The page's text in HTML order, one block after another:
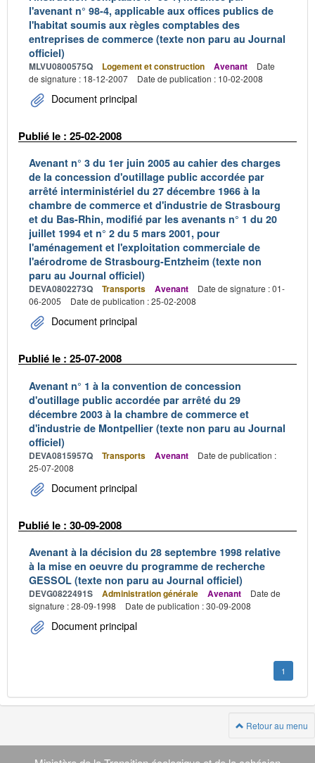
l'avenant n° 98-4, applicable aux offices publics de
l'habitat soumis aux règles comptables des
entreprises de commerce (texte non paru au Journal
officiel)
MLVU0800575Q Logement et construction Avenant
Date
de signature : 18-12-2007
Date de publication : 10-02-2008
Document principal
Publié le : 25-02-2008
Avenant n° 3 du 1er juin 2005 au cahier des charges
de la concession d'outillage public accordée par
arrêté interministériel du 27 décembre 1966 à la
chambre de commerce et d'industrie de Strasbourg
et du Bas-Rhin, modifié par les avenants n° 1 du 20
juillet 1994 et n° 2 du 5 mars 2001, pour
l'aménagement et l'exploitation commerciale de
l'aérodrome de Strasbourg-Entzheim (texte non
paru au Journal officiel)
DEVA0802273Q Transports Avenant
Date de signature : 01-
06-2005
Date de publication : 25-02-2008
Document principal
Publié le : 25-07-2008
Avenant n° 1 à la convention de concession
d'outillage public accordée par arrêté du 29
décembre 2003 à la chambre de commerce et
d'industrie de Montpellier (texte non paru au Journal
officiel)
DEVA0815957Q Transports Avenant
Date de publication :
25-07-2008
Document principal
Publié le : 30-09-2008
Avenant à la décision du 28 septembre 1998 relative
à la mise en oeuvre du programme de recherche
GESSOL (texte non paru au Journal officiel)
DEVG0822491S Administration générale Avenant
Date de
signature : 28-09-1998
Date de publication : 30-09-2008
Document principal
1
Retour au menu
Navigation